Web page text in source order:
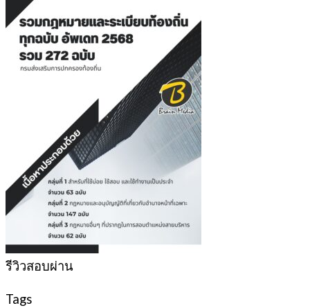
รีวิวสอบผ่าน
Tags